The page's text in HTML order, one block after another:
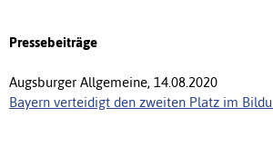
Pressebeiträge
Augsburger Allgemeine, 14.08.2020
Bayern verteidigt den zweiten Platz im